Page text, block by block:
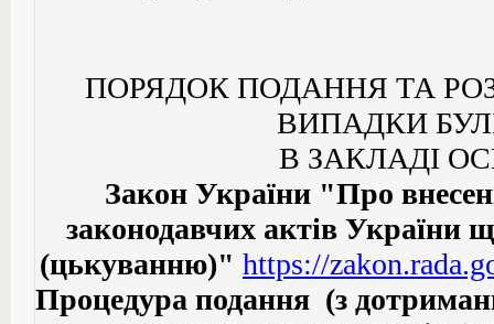
ПОРЯДОК ПОДАННЯ ТА
ВИПАДКИ
В ЗАКЛАДІ
Закон України "Про
законодавчих актів України
(цькуванню)" https://
Процедура подання (з